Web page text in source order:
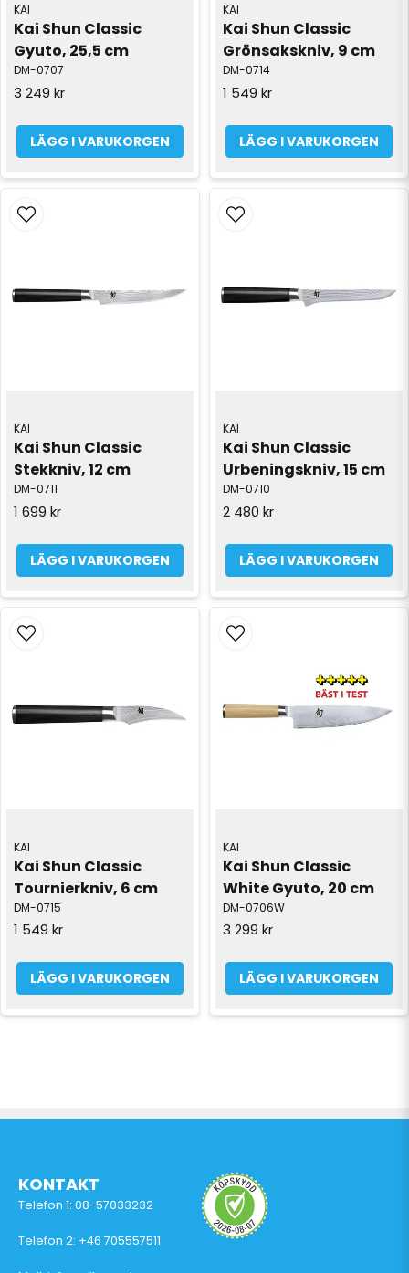
KAI
Kai Shun Classic
Gyuto, 25,5 cm
DM-0707
3 249 kr
LÄGG I VARUKORGEN
KAI
Kai Shun Classic
Grönsakskniv, 9 cm
DM-0714
1 549 kr
LÄGG I VARUKORGEN
KAI
Kai Shun Classic
Stekkniv, 12 cm
DM-0711
1 699 kr
LÄGG I VARUKORGEN
KAI
Kai Shun Classic
Urbeningskniv, 15 cm
DM-0710
2 480 kr
LÄGG I VARUKORGEN
KAI
Kai Shun Classic
Tournierkniv, 6 cm
DM-0715
1 549 kr
LÄGG I VARUKORGEN
KAI
Kai Shun Classic
White Gyuto, 20 cm
DM-0706W
3 299 kr
LÄGG I VARUKORGEN
KONTAKT
Telefon 1: 08-57033232
Telefon 2: +46 705557511